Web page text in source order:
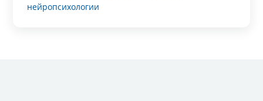
нейропсихологии